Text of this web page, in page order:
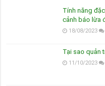
Tính năng
cảnh báo lừa
18/08/2023
Tại sao quản
11/10/2023